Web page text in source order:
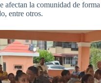
afectan la comunidad de
entre otros.